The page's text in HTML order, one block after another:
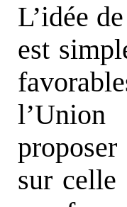
L’idée
est
l’Union
sur celle